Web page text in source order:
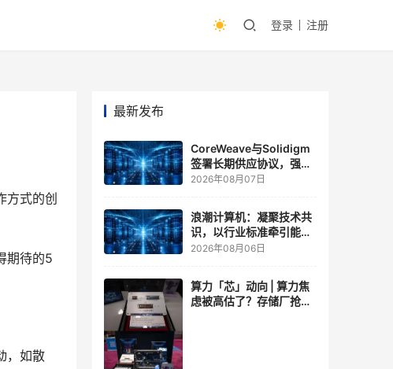
登录 注册
方式的创
期待的5
，如散
最新发布
CoreWeave与Solidigm
签署长期供应协议，强化
一体化人工智能云平台
2026年08月07日
浪潮计算机：凝聚技术共
识，以行业标准牵引能力
跃升
2026年08月06日
算力「芯」动向 | 算力焦
虑被高估了？存储厂抢了